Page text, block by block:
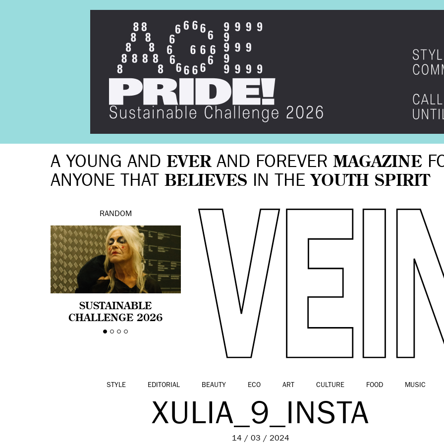
A YOUNG AND EVERAND FOREVER MAGAZINE
ANYONE THAT BELIEVES IN THE YOUTH SPIRIT
RANDOM
SUSTAINABLE
CHALLENGE 2026
CELEBRA LA
STYLE EDITORIAL BEAUTY ECO ART CULTURE FOOD MUSIC
XULIA_9_INSTA
14 / 03 / 2024